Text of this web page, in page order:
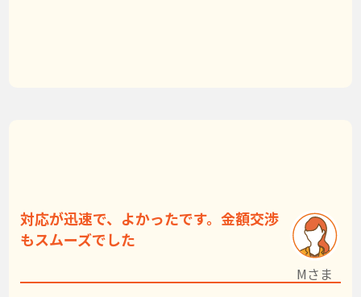
対応が迅速で、よかったです。金額交渉
もスムーズでした
Mさま